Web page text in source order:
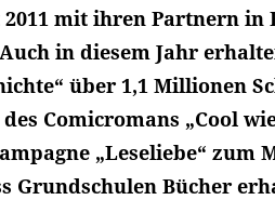
mit ihren Partnern in
in diesem Jahr
über 1,1 Millionen
Comicromans „Cool
„Leseliebe“ zum
Grundschulen Bücher